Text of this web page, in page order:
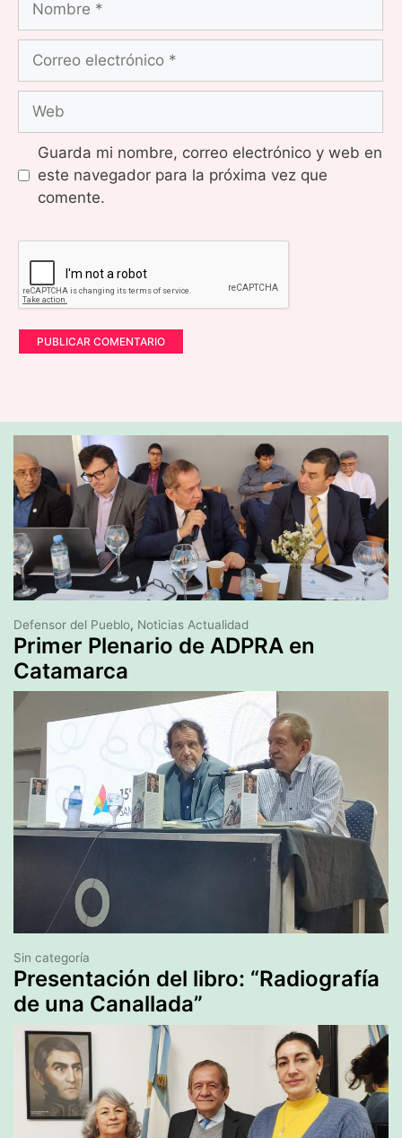
electrónico
Guarda mi nombre, correo electrónico y web en
este navegador para la próxima vez que
comente.
Primer Plenario de ADPRA en
Catamarca
Defensor del Pueblo, Noticias Actualidad
Presentación del libro: “Radiografía
de una Canallada”
Sin categoría